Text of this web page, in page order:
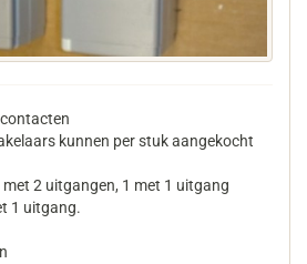
kunnen per stuk aangekocht
2 uitgangen, 1 met 1 uitgang
1 uitgang.